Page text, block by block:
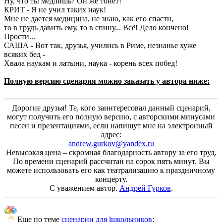
КРИТ - Я не учил таких наук!
Мне не дается медицина, не знаю, как его спасти,
то в грудь давить ему, то в спину... Всё! Дело кончено!
Прости...
САША - Вот так, друзья, учились в Риме, незнанье хуже
всяких бед -
Хвала наукам и латыни, наука - корень всех побед!
Полную версию сценария можно заказать у автора ниже:
Дорогие друзья! Те, кого заинтересовал данный сценарий,
могут получить его полную версию, с авторскими минусами
песен и презентациями, если напишут мне на электронный
адрес:
andrew.gurkov@yandex.ru
Невысокая цена – скромная благодарность автору за его труд.
По времени сценарий рассчитан на сорок пять минут. Вы
можете использовать его как театрализацию к праздничному
концерту.
С уважением автор. Андрей Гурков.
Еще по теме сценарии для lшкольников: